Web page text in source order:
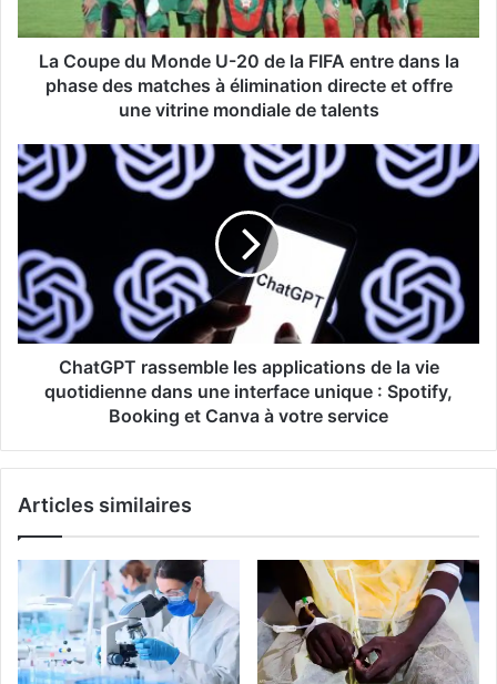
FIFA
entre
dans
des
matches
à
directe
et
offre
une
vitrine
mondiale
talents
La Coupe du Monde U-20 de la FIFA entre dans la
phase des matches à élimination directe et offre
une vitrine mondiale de talents
ChatGPT
rassemble
les
de
la
vie
quotidienne
dans
interface
Spotify,
et
votre
service
ChatGPT rassemble les applications de la vie
quotidienne dans une interface unique : Spotify,
Booking et Canva à votre service
Articles similaires